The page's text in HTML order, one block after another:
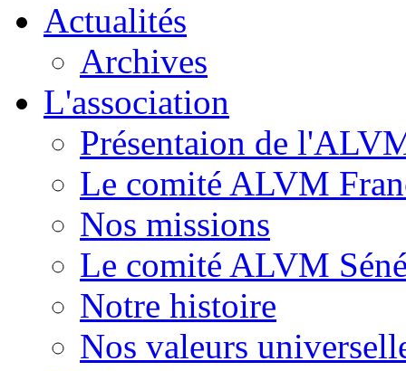
Actualités
Archives
L'association
Présentaion de
Le comité ALVM
Nos missions
Le comité ALVM
Notre histoire
Nos valeurs